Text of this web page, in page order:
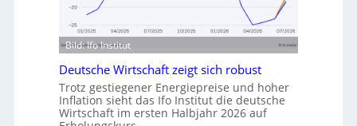
u
s
t
r
i
e
ü
r
n
a
c
h
Bild: Ifo Institut
Deutsche Wirtschaft zeigt sich robust
Trotz gestiegener Energiepreise und hoher
Inflation sieht das Ifo Institut die deutsche
Wirtschaft im ersten Halbjahr 2026 auf